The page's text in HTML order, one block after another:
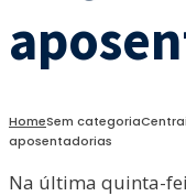
HomeSem categoria
aposentadorias
Na última quinta-